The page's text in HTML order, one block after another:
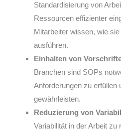
Standardisierung von
Ressourcen effizienter
Mitarbeiter wissen, wie
ausführen.
Einhalten von
Branchen sind SOPs
Anforderungen zu erfüllen
gewährleisten.
Reduzierung von
Variabilität in der Arbeit zu